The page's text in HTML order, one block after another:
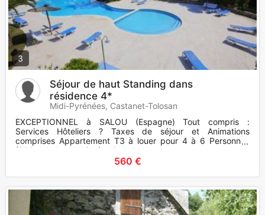
3
Séjour de haut Standing dans
résidence 4*
Midi-Pyrénées, Castanet-Tolosan
EXCEPTIONNEL à SALOU (Espagne) Tout compris :
Services Hôteliers ? Taxes de séjour et Animations
comprises Appartement T3 à louer pour 4 à 6 Personnes
(200m de la plage) très bi
560 €